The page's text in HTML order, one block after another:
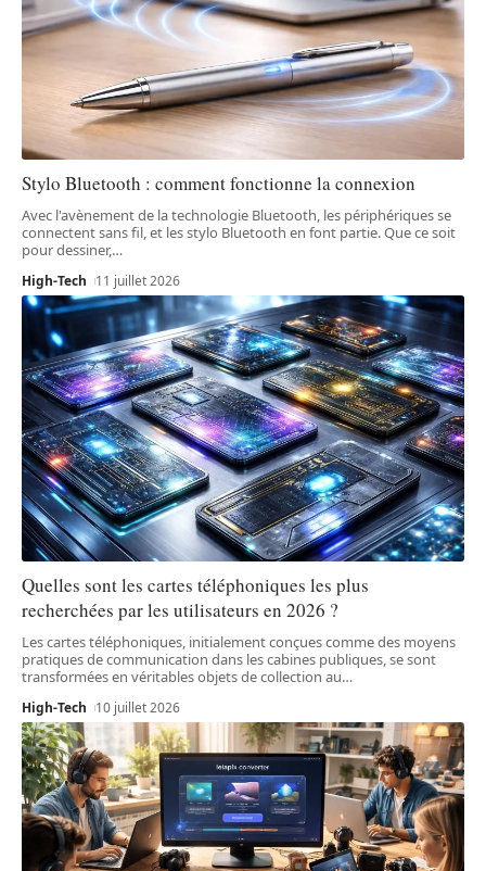
Stylo Bluetooth : comment fonctionne la connexion
Avec l'avènement de la technologie Bluetooth, les périphériques se
connectent sans fil, et les stylo Bluetooth en font partie. Que ce soit
pour dessiner,…
High-Tech 11 juillet 2026
Quelles sont les cartes téléphoniques les plus
recherchées par les utilisateurs en 2026 ?
Les cartes téléphoniques, initialement conçues comme des moyens
pratiques de communication dans les cabines publiques, se sont
transformées en véritables objets de collection au…
High-Tech 10 juillet 2026